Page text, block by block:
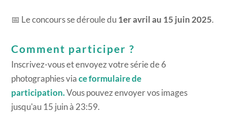
📅 Le concours se déroule du 1er avril au 15 juin 2025.
Comment participer ?
Inscrivez-vous et envoyez votre série de 6
photographies viace formulaire de
participation.Vous pouvez envoyer vos images
jusqu'au 15 juin à 23:59.